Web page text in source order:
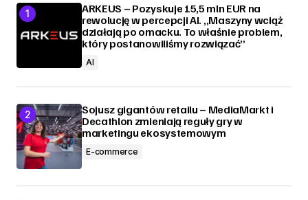
ARKEUS – Pozyskuje 15,5 mln EUR na
rewolucję w percepcji AI. „Maszyny wciąż
działają po omacku. To właśnie problem,
który postanowiliśmy rozwiązać”
AI
Sojusz gigantów retailu – MediaMarkt i
Decathlon zmieniają reguły gry w
marketingu ekosystemowym
E-commerce